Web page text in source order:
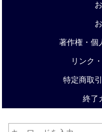
著作権・個
リンク
特定商取
終了